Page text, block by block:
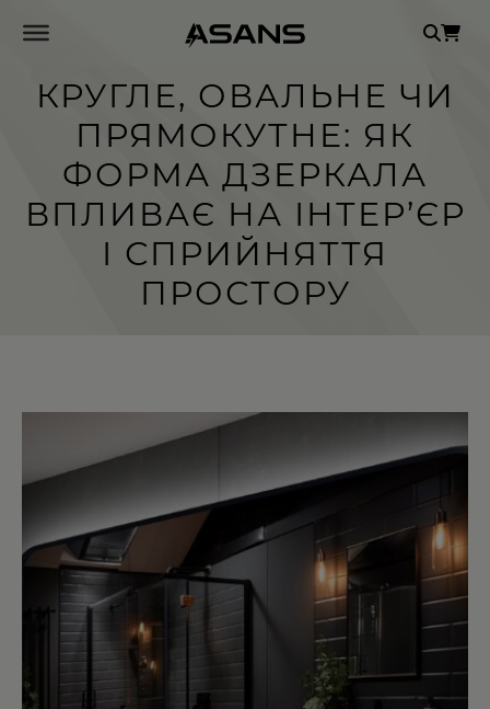
КРУГЛЕ, ОВАЛЬНЕ ЧИ
ПРЯМОКУТНЕ: ЯК
ФОРМА ДЗЕРКАЛА
ВПЛИВАЄ НА ІНТЕР’ЄР
І СПРИЙНЯТТЯ
ПРОСТОРУ